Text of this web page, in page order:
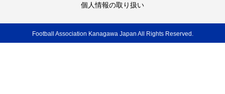
個人情報の取り扱い
Football Association Kanagawa Japan All Rights Reserved.